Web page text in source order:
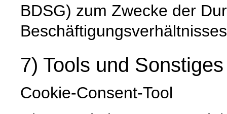
BDSG) zum Zwecke der
7) Tools und Sonstiges
Cookie-Consent-Tool